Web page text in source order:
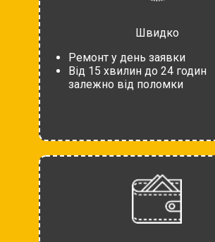
Швидко
Ремонт у день заявки
Від 15 хвилин до 24 годин
залежно від поломки